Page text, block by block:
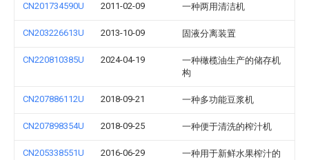
CN201734590U 2011-02-09 一种两用清洁机
CN203226613U 2013-10-09 固液分离装置
CN220810385U 2024-04-19
一种橄榄油生产的储存机
构
CN207886112U 2018-09-21 一种多功能豆浆机
CN207898354U 2018-09-25 一种便于清洗的榨汁机
CN205338551U 2016-06-29
一种用于新鲜水果榨汁的